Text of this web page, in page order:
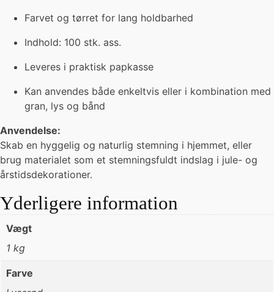
Farvet og tørret for lang holdbarhed
Indhold: 100 stk. ass.
Leveres i praktisk papkasse
Kan anvendes både enkeltvis eller i kombination med
gran, lys og bånd
Anvendelse:
Skab en hyggelig og naturlig stemning i hjemmet, eller
brug materialet som et stemningsfuldt indslag i jule- og
årstidsdekorationer.
Yderligere information
Vægt
1 kg
Farve